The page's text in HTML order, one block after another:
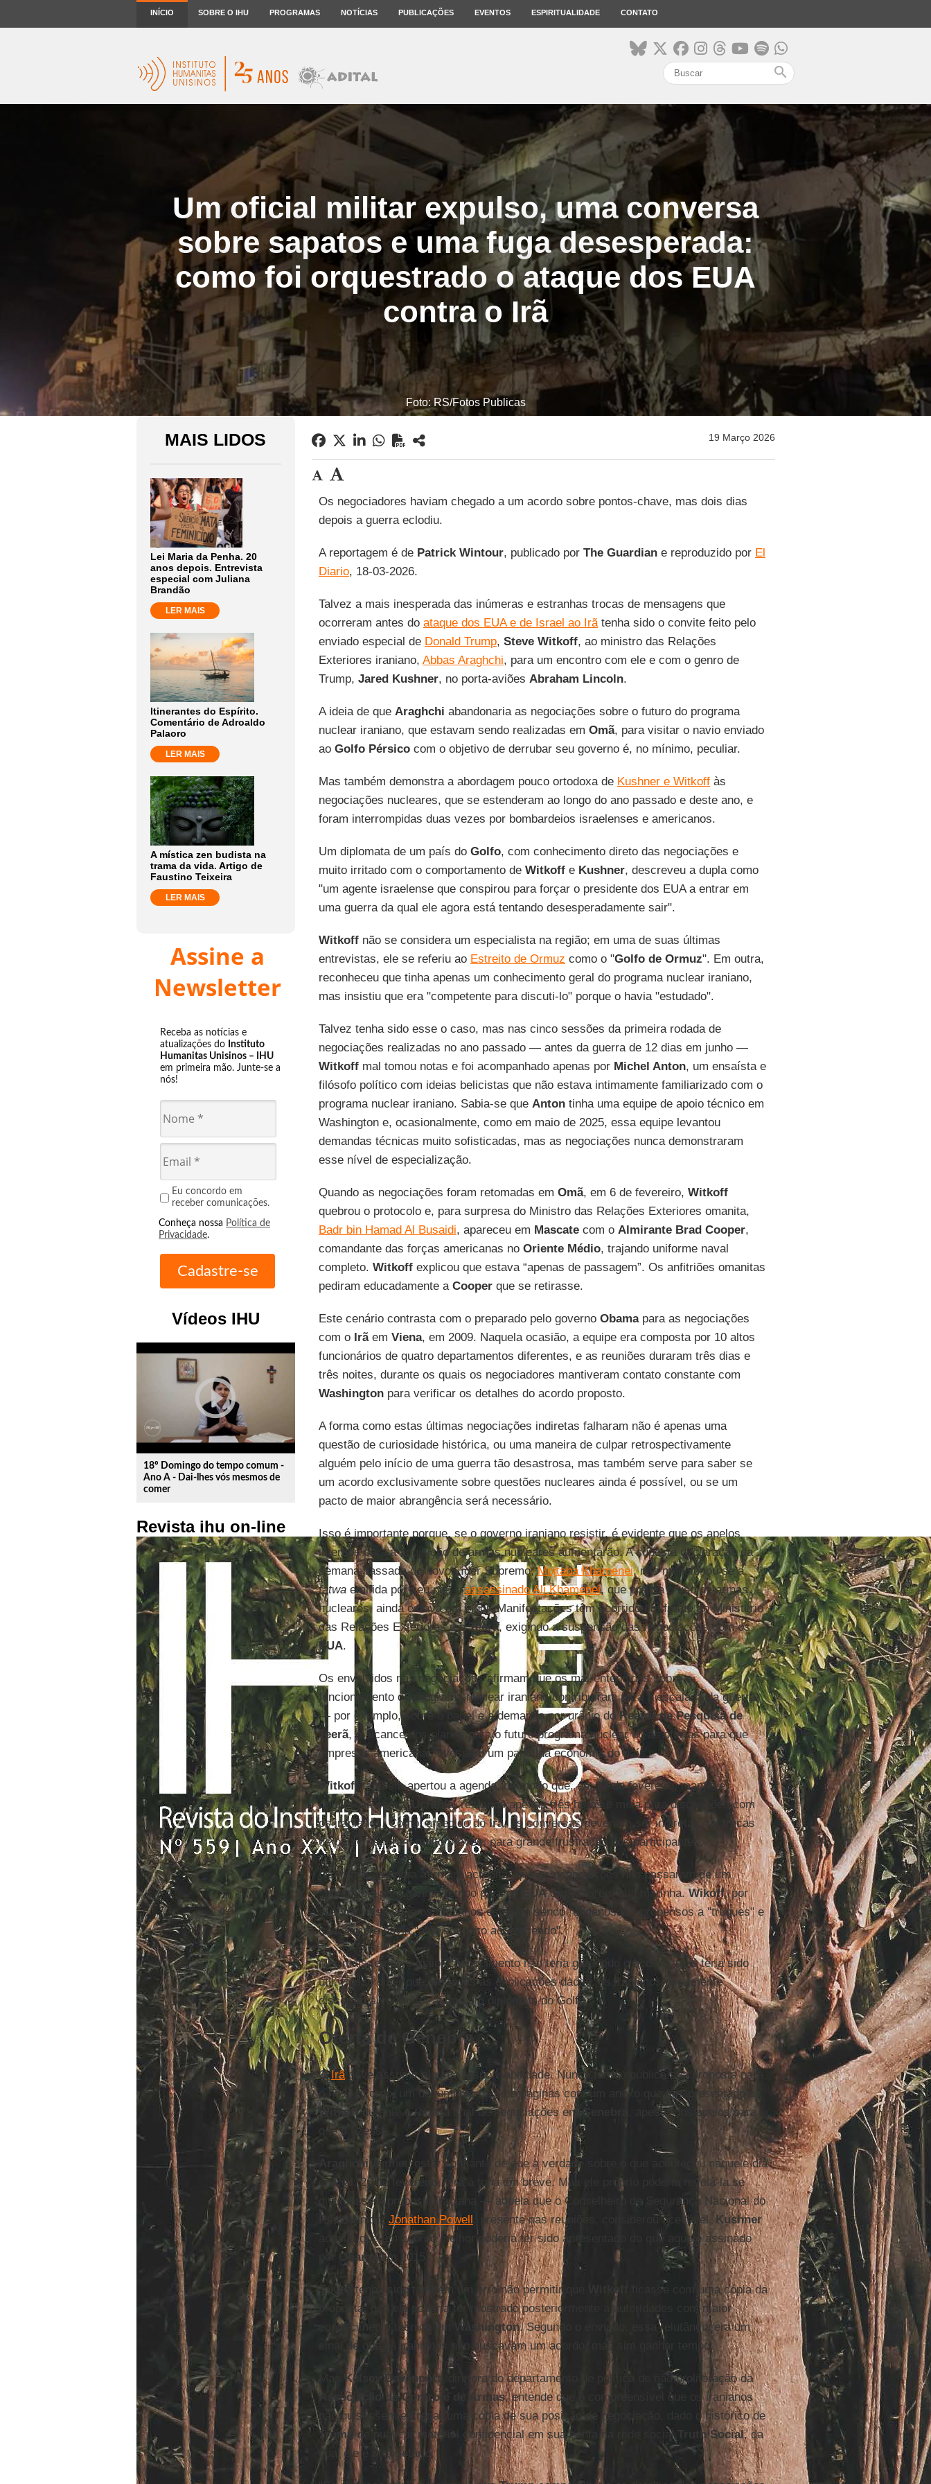
INÍCIO SOBRE O IHU PROGRAMAS NOTÍCIAS PUBLICAÇÕES EVENTOS ESPIRITUALIDADE CONTATO
search
Um oficial militar expulso, uma conversa
sobre sapatos e uma fuga desesperada:
como foi orquestrado o ataque dos EUA
contra o Irã
Foto: RS/Fotos Publicas
MAIS LIDOS
Lei Maria da Penha. 20
anos depois. Entrevista
especial com Juliana
Brandão
LER MAIS
Itinerantes do Espírito.
Comentário de Adroaldo
Palaoro
LER MAIS
A mística zen budista na
trama da vida. Artigo de
Faustino Teixeira
LER MAIS
Assine a
Newsletter
Receba as notícias e
atualizações do Instituto
Humanitas Unisinos – IHU
em primeira mão. Junte-se a
nós!
Eu concordo em
receber comunicações.
Conheça nossa Política de
Privacidade.
Vídeos IHU
play_circle_outline
18º Domingo do tempo comum -
Ano A - Dai-lhes vós mesmos de
comer
Revista ihu on-line
19 Março 2026
Os negociadores haviam chegado a um acordo sobre pontos-chave, mas dois dias
depois a guerra eclodiu.
A reportagem é de Patrick Wintour, publicado por The Guardiane reproduzido por El
Diario, 18-03-2026.
Talvez a mais inesperada das inúmeras e estranhas trocas de mensagens que
ocorreram antes do ataque dos EUA e de Israel ao Irãtenha sido o convite feito pelo
enviado especial de Donald Trump, Steve Witkoff, ao ministro das Relações
Exteriores iraniano, Abbas Araghchi, para um encontro com ele e com o genro de
Trump, Jared Kushner, no porta-aviões Abraham Lincoln.
A ideia de que Araghchi abandonaria as negociações sobre o futuro do programa
nuclear iraniano, que estavam sendo realizadas em Omã, para visitar o navio enviado
ao Golfo Pérsicocom o objetivo de derrubar seu governo é, no mínimo, peculiar.
Mas também demonstra a abordagem pouco ortodoxa de Kushner e Witkoffàs
negociações nucleares, que se estenderam ao longo do ano passado e deste ano, e
foram interrompidas duas vezes por bombardeios israelenses e americanos.
Um diplomata de um país do Golfo, com conhecimento direto das negociações e
muito irritado com o comportamento de Witkoffe Kushner, descreveu a dupla como
"um agente israelense que conspirou para forçar o presidente dos EUA a entrar em
uma guerra da qual ele agora está tentando desesperadamente sair".
Witkoffnão se considera um especialista na região; em uma de suas últimas
entrevistas, ele se referiu ao Estreito de Ormuz como o "Golfo de Ormuz". Em outra,
reconheceu que tinha apenas um conhecimento geral do programa nuclear iraniano,
mas insistiu que era "competente para discuti-lo" porque o havia "estudado".
Talvez tenha sido esse o caso, mas nas cinco sessões da primeira rodada de
negociações realizadas no ano passado — antes da guerra de 12 dias em junho —
Witkoffmal tomou notas e foi acompanhado apenas por Michel Anton, um ensaísta e
filósofo político com ideias belicistas que não estava intimamente familiarizado com o
programa nuclear iraniano. Sabia-se que Antontinha uma equipe de apoio técnico em
Washington e, ocasionalmente, como em maio de 2025, essa equipe levantou
demandas técnicas muito sofisticadas, mas as negociações nunca demonstraram
esse nível de especialização.
Quando as negociações foram retomadas em Omã, em 6 de fevereiro, Witkoff
quebrou o protocolo e, para surpresa do Ministro das Relações Exteriores omanita,
Badr bin Hamad Al Busaidi, apareceu em Mascatecom o Almirante Brad Cooper,
comandante das forças americanas no Oriente Médio, trajando uniforme naval
completo. Witkoffexplicou que estava “apenas de passagem”. Os anfitriões omanitas
pediram educadamente a Cooperque se retirasse.
Este cenário contrasta com o preparado pelo governo Obamapara as negociações
com o Irãem Viena, em 2009. Naquela ocasião, a equipe era composta por 10 altos
funcionários de quatro departamentos diferentes, e as reuniões duraram três dias e
três noites, durante os quais os negociadores mantiveram contato constante com
Washingtonpara verificar os detalhes do acordo proposto.
A forma como estas últimas negociações indiretas falharam não é apenas uma
questão de curiosidade histórica, ou uma maneira de culpar retrospectivamente
alguém pelo início de uma guerra tão desastrosa, mas também serve para saber se
um acordo exclusivamente sobre questões nucleares ainda é possível, ou se um
pacto de maior abrangência será necessário.
Isso é importante porque, se o governo iraniano resistir, é evidente que os apelos
internos para a aquisição de armas nucleares aumentarão. A suposta declaração da
semana passada do novo Líder Supremo,Mojtaba Khamenei, não mencionou se a
fatwaemitida por seu pai, oassassinado Ali Khamenei, que proibia o uso de armas
nucleares, ainda estava em vigor. Manifestações têm ocorrido em frente ao Ministério
das Relações Exteriores emTeerã, exigindo a suspensão das negociações com os
EUA.
Os envolvidos nas negociações afirmam que os mal-entendidos sobre o
funcionamento do programa nuclear iraniano contribuíram para a escalada da guerra
— por exemplo, sobre o papel e a demanda por urânio doReator de Pesquisa de
Teerã, o alcance dos planos para o futuro programa nuclear ou as ofertas para que
empresas americanas tivessem um papel na economia do país.
Witkofftambém apertou a agenda, de modo que, em 17 de fevereiro, manteve
conversas com aUcrânia, restando apenas três horas e meia para discussões com
os iranianos. Como, a pedido doIrã, as conversas deveriam ser indiretas, as trocas
de palavras foram muito breves, para grande frustração dos participantes.
Os iranianos agora afirmam acreditar que as negociações não passaram de um
subterfúgio para ganhar tempo para os
EUAorganizarem sua marinha.Wikoff, por
sua vez, disse que os iranianos estavam sendo "enganosos", propensos a "truques" e
que sempre havia "algo suspeito acontecendo".
“Ter mais tempo e maior conhecimento não teria garantido o acordo, mas teria sido
útil. Posso dizer que, de todas as explicações dadas, os iranianos geralmente
disseram a verdade”, afirma um diplomata do Golfo.
Oferta de Genebra
OIrãdeve assumir alguma responsabilidade. Nunca tornou pública sua proposta para
o novo acordo, um documento de sete páginas com um anexo que foi apresentado a
Witkoffdurante a rodada final de negociações emGenebra
, apesar dos apelos para
que o fizesse.
Araghchiafirmou estar confiante de que a verdade sobre o que aconteceu naquele dia
crucial, 26 de fevereiro, virá à tona em breve. Mas ele próprio poderia revelá-la se
divulgasse a proposta iraniana — aquela que o Conselheiro de Segurança Nacional do
Reino Unido, Jonathan Powell , presente nas reuniões, considerou aceitável. Kushner
admitiu que um acordo melhor poderia ter sido apresentado do que aquele assinado
Obamaem 2015.
Talvez tenha sido também um erro não permitir que Witkoff
ficasse com uma cópia da
proposta, que ele poderia ter mostrado posteriormente a autoridades com maior
conhecimento técnico em
Washington. Segundo o enviado, essa relutância era um
sinal de que os iranianos não buscavam um acordo, mas sim ganhar tempo.
Kelsey Davenport, diretora do departamento de política de não proliferação da
Associação de Controle de Armas, entende que é compreensível que os iranianos
não quisessem entregar uma cópia de sua posição de negociação, dado o histórico de
Trumpde publicar material confidencial em sua conta na rede social Truth Social, da
qual ele é proprietário.